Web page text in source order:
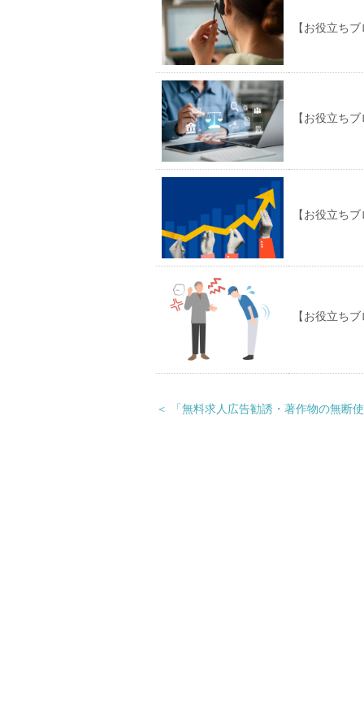
【お役立ち
【お役立ち
【お役立ち
【お役立ち
＜ 「無料求人広告勧誘・著作物の無断